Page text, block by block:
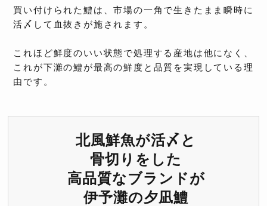
買い付けられた鱧は、市場の一角で生きたまま瞬時に
活〆して血抜きが施されます。
これほど鮮度のいい状態で処理する産地は他になく、
これが下灘の鱧が最高の鮮度と品質を実現している理
由です。
北風鮮魚が活〆と
骨切りをした
高品質なブランドが
伊予灘の夕凪鱧